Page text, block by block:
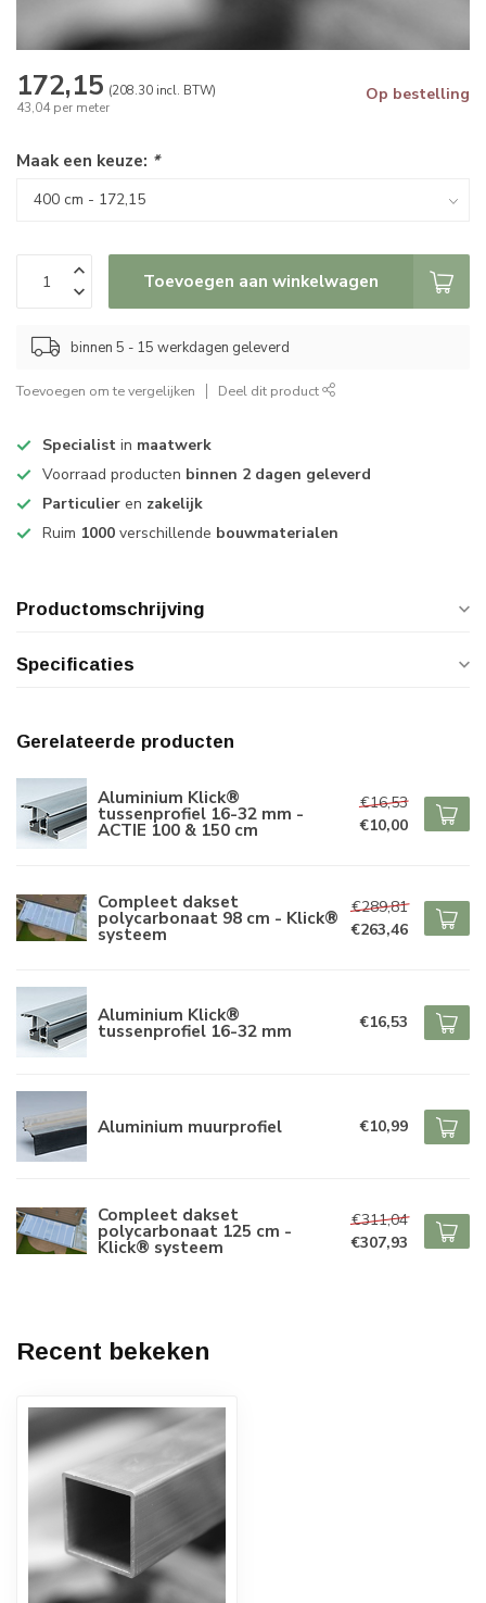
172,15 (208.30 incl. BTW)
43,04 per meter
Op bestelling
Maak een keuze: *
Toevoegen aan winkelwagen
binnen 5 - 15 werkdagen geleverd
Toevoegen om te vergelijken Deel dit product
Specialist in maatwerk
Voorraad producten binnen 2 dagen geleverd
Particulier en zakelijk
Ruim 1000 verschillende bouwmaterialen
Productomschrijving
Specificaties
Gerelateerde producten
Aluminium Klick®
tussenprofiel 16-32 mm -
ACTIE 100 & 150 cm
€16,53
€10,00
Compleet dakset
polycarbonaat 98 cm - Klick®
systeem
€289,81
€263,46
Aluminium Klick®
tussenprofiel 16-32 mm €16,53
Aluminium muurprofiel €10,99
Compleet dakset
polycarbonaat 125 cm -
Klick® systeem
€311,04
€307,93
Recent bekeken